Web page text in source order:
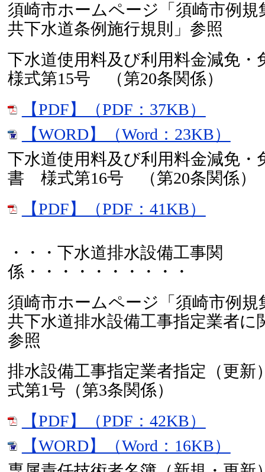
須崎市ホームページ「須崎市例規
共下水道条例施行規則」参照
下水道使用料及び利用料金減免
様式第15号 （第20条関係）
【PDF】（PDF：37KB）
【WORD】（Word：23KB）
下水道使用料及び利用料金減免・
書 様式第16号 （第20条関係）
【PDF】（PDF：41KB）
・・・下水道排水設備工事関
係・・・・・・・・・・
須崎市ホームページ「須崎市例規
共下水道排水設備工事指定業者に
参照
排水設備工事指定業者指定（更
式第1号（第3条関係）
【PDF】（PDF：42KB）
【WORD】（Word：16KB）